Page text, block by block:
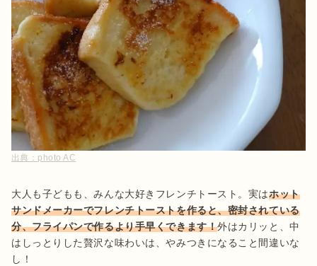
出典： photo AC
大人も子どもも、みんな大好きフレンチトースト。実はホット
サンドメーカーでフレンチトーストを作ると、密封されている
分、フライパンで作るより手早くできます！外はカリッと、中
はしっとりした贅沢な味わいは、やみつきになること間違いな
し！